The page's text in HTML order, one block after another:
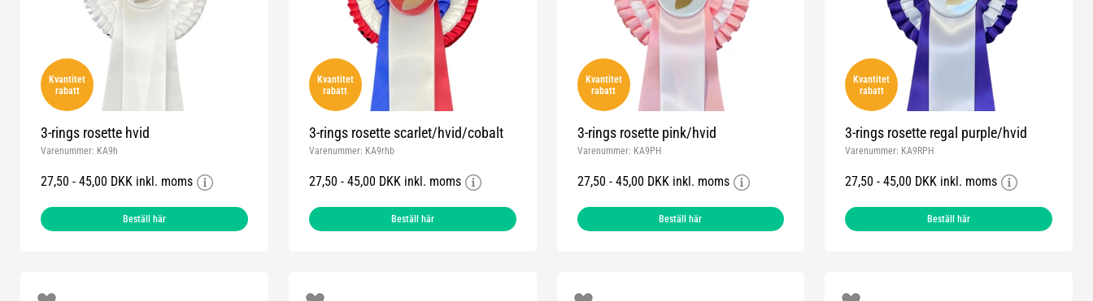
Kvantitet
rabatt
3-rings rosette hvid
Varenummer: KA9h
27,50 - 45,00 DKK inkl. moms
Beställ här
Kvantitet
rabatt
3-rings rosette scarlet/hvid/cobalt
Varenummer: KA9rhb
27,50 - 45,00 DKK inkl. moms
Beställ här
Kvantitet
rabatt
3-rings rosette pink/hvid
Varenummer: KA9PH
27,50 - 45,00 DKK inkl. moms
Beställ här
Kvantitet
rabatt
3-rings rosette regal purple/hvid
Varenummer: KA9RPH
27,50 - 45,00 DKK inkl. moms
Beställ här